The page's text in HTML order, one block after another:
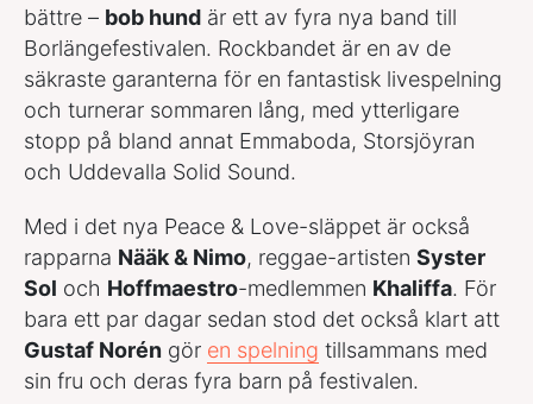
bättre – bob hund är ett av fyra nya band till
Borlängefestivalen. Rockbandet är en av de
säkraste garanterna för en fantastisk livespelning
och turnerar sommaren lång, med ytterligare
stopp på bland annat Emmaboda, Storsjöyran
och Uddevalla Solid Sound.
Med i det nya Peace & Love-släppet är också
rapparna Nääk & Nimo, reggae-artisten Syster
Sol och Hoffmaestro-medlemmen Khaliffa. För
bara ett par dagar sedan stod det också klart att
Gustaf Norén gör en spelning tillsammans med
sin fru och deras fyra barn på festivalen.